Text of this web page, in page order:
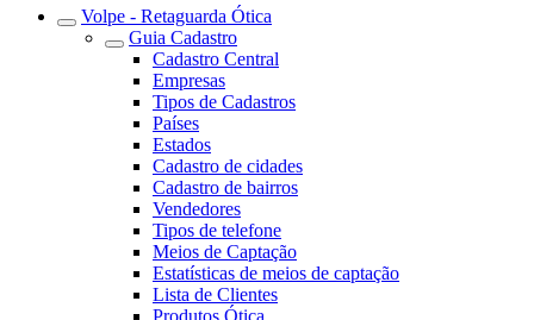
Volpe - Retaguarda Ótica
Guia Cadastro
Cadastro Central
Empresas
Tipos de Cadastros
Países
Estados
Cadastro de cidades
Cadastro de bairros
Vendedores
Tipos de telefone
Meios de Captação
Estatísticas de meios de captação
Lista de Clientes
Produtos Ótica